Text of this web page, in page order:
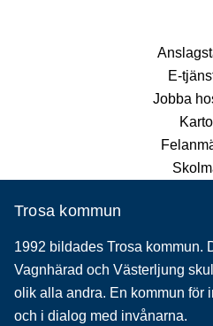
E-
Jobba
Trosa kommun
1992 bildades Trosa kommun.
Vagnhärad och Västerljung
olik alla andra. En kommun för
och i dialog med invånarna.